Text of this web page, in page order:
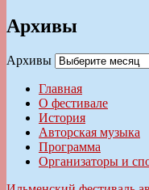
Архивы
Архивы
Главная
О фестивале
История
Авторская музыка
Программа
Организаторы и